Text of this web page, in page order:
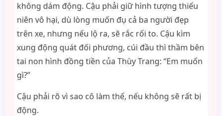
không dám động. Cậu phải giữ hình tượng thiếu
niên vô hại, dù lòng muốn đụ cả ba người đẹp
trên xe, nhưng nếu lộ ra, sẽ rắc rối to. Cậu kìm
xung động quát đối phương, cúi đầu thì thầm bên
tai non hình đồng tiền của Thùy Trang: “Em muốn
gì?”
Cậu phải rõ vì sao cô làm thế, nếu không sẽ rất bị
động.